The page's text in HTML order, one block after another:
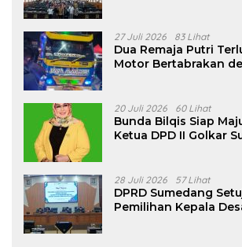
27 Juli 2026 83 Lihat
Dua Remaja Putri
Motor Bertabrakan
20 Juli 2026 60 Lihat
Bunda Bilqis Siap
Ketua DPD II Golkar
28 Juli 2026 57 Lihat
DPRD Sumedang
Pemilihan Kepala